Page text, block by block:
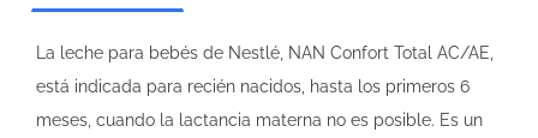
La leche para bebés de Nestlé, NAN Confort Total AC/AE,
está indicada para recién nacidos, hasta los primeros 6
meses, cuando la lactancia materna no es posible. Es un